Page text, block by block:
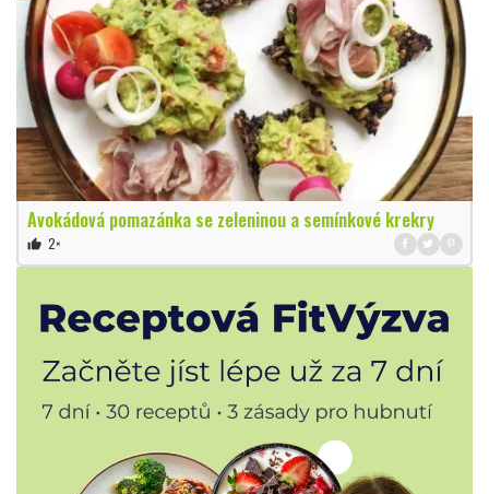
Avokádová pomazánka se zeleninou a semínkové krekry
thumb_up 2×